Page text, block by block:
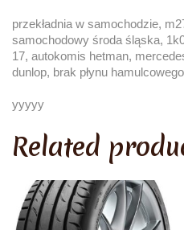
przekładnia w samochodzie,
samochodowy środa śląska,
17, autokomis hetman,
dunlop, brak płynu
yyyyy
Related